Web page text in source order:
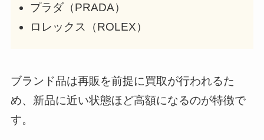
プラダ（PRADA）
ロレックス（ROLEX）
ブランド品は再販を前提に買取が行われるた
め、新品に近い状態ほど高額になるのが特徴で
す。